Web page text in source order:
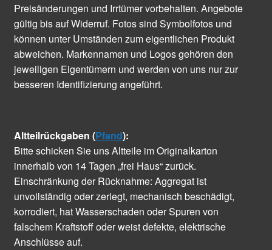
Preisänderungen und Irrtümer vorbehalten. Angebote
gültig bis auf Widerruf. Fotos sind Symbolfotos und
können unter Umständen zum eigentlichen Produkt
abweichen. Markennamen und Logos gehören den
jeweiligen Eigentümern und werden von uns nur zur
besseren Identifizierung angeführt.
Altteilrückgaben (Pfand):
Bitte schicken Sie uns Altteile im Originalkarton
innerhalb von 14 Tagen „frei Haus“ zurück.
Einschränkung der Rücknahme: Aggregat ist
unvollständig oder zerlegt, mechanisch beschädigt,
korrodiert, hat Wasserschaden oder Spuren von
falschem Kraftstoff oder weist defekte, elektrische
Anschlüsse auf.